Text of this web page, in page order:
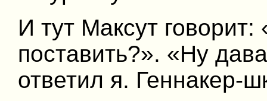
И тут Максут
поставить?». «Ну
ответил я. Геннакер-